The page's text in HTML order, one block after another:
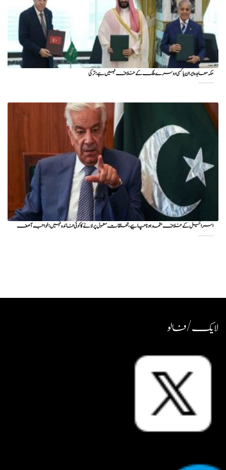
مکہ معاہدہ ایران یا کسی دوسرے ملک کے خلاف نہیں ہے: ترکی
اسرائیل کے خلاف متحد ہونا چاہیے، تعلقات معمول پر لانے کا کوئی فائدہ نہیں: خواجہ آصف
لایک / فالو